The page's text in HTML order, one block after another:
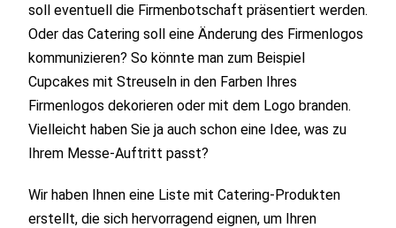
soll eventuell die Firmenbotschaft präsentiert werden.
Oder das Catering soll eine Änderung des Firmenlogos
kommunizieren? So könnte man zum Beispiel
Cupcakes mit Streuseln in den Farben Ihres
Firmenlogos dekorieren oder mit dem Logo branden.
Vielleicht haben Sie ja auch schon eine Idee, was zu
Ihrem Messe-Auftritt passt?
Wir haben Ihnen eine Liste mit Catering-Produkten
erstellt, die sich hervorragend eignen, um Ihren